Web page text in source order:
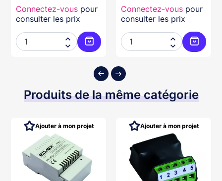
au panier
Connectez-vous pour
consulter les prix


Ajouter au panier
Connectez-vous pour
consulter les prix


Produits de la même catégorie
Ajouter à mon projet Ajouter à mon projet